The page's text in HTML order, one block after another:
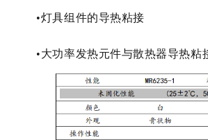
•灯具组件的导热粘接
•大功率发热元件与散热器导热粘